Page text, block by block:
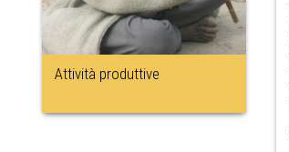
Attività produttive